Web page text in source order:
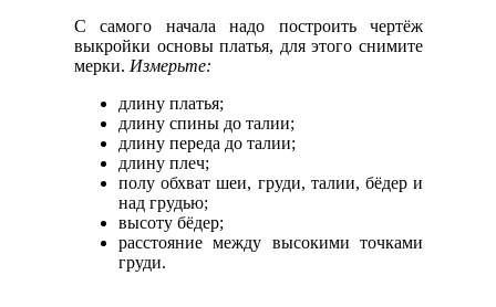
С самого начала надо построить чертёж
выкройки основы платья, для этого снимите
мерки. Измерьте:
длину платья;
длину спины до талии;
длину переда до талии;
длину плеч;
полу обхват шеи, груди, талии, бёдер и
над грудью;
высоту бёдер;
расстояние между высокими точками
груди.